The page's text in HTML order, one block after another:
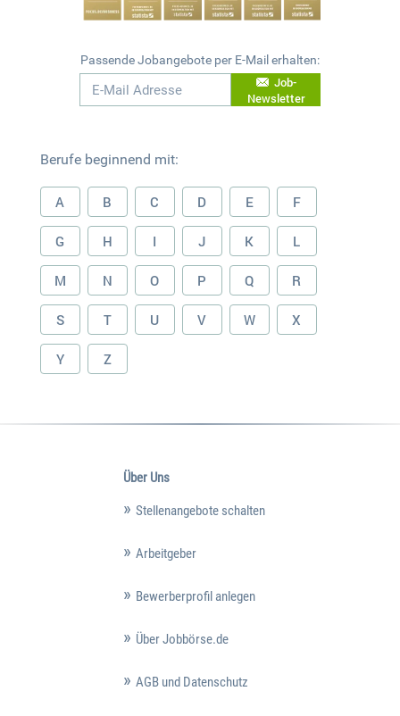
Passende Jobangebote per E-Mail erhalten:
Job-
Newsletter
Berufe beginnend mit:
A B C D E F
G H I J K L
M N O P Q R
S T U V W X
Y Z
Über Uns
Stellenangebote schalten
Arbeitgeber
Bewerberprofil anlegen
Über Jobbörse.de
AGB und Datenschutz